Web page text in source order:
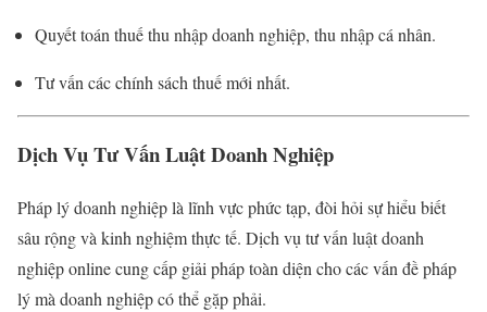
Quyết toán thuế thu nhập doanh nghiệp, thu nhập cá nhân.
Tư vấn các chính sách thuế mới nhất.
Dịch Vụ Tư Vấn Luật Doanh Nghiệp
Pháp lý doanh nghiệp là lĩnh vực phức tạp, đòi hỏi sự hiểu biết
sâu rộng và kinh nghiệm thực tế. Dịch vụ tư vấn luật doanh
nghiệp online cung cấp giải pháp toàn diện cho các vấn đề pháp
lý mà doanh nghiệp có thể gặp phải.